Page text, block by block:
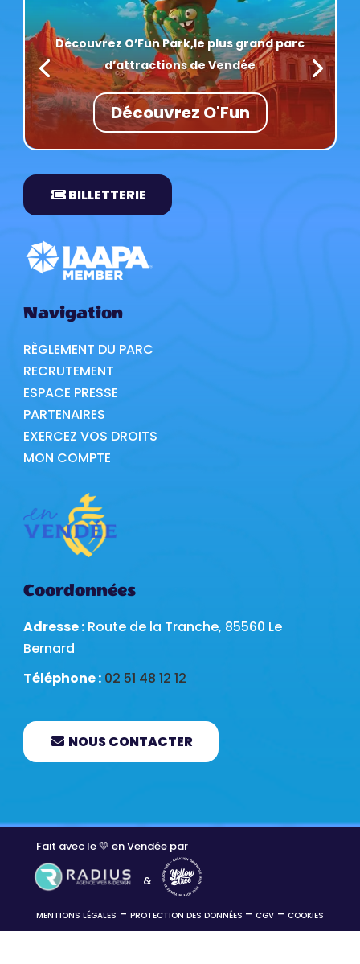
Découvrez O’Fun Park,le plus grand parc
d’attractions de Vendée
Découvrez O'Fun
BILLETTERIE
Navigation
RÈGLEMENT DU PARC
RECRUTEMENT
ESPACE PRESSE
PARTENAIRES
EXERCEZ VOS DROITS
MON COMPTE
Coordonnées
Adresse : Route de la Tranche, 85560 Le
Bernard
Téléphone : 02 51 48 12 12
NOUS CONTACTER
Fait avec le 💛 en Vendée par
&
MENTIONS LÉGALES – PROTECTION DES DONNÉES – CGV– COOKIES